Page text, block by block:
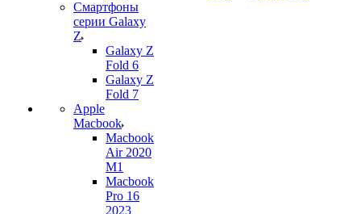
Смартфоны
серии Galaxy
Z
Galaxy Z
Fold 6
Galaxy Z
Fold 7
Apple
Macbook
Macbook
Air 2020
M1
Macbook
Pro 16
2023